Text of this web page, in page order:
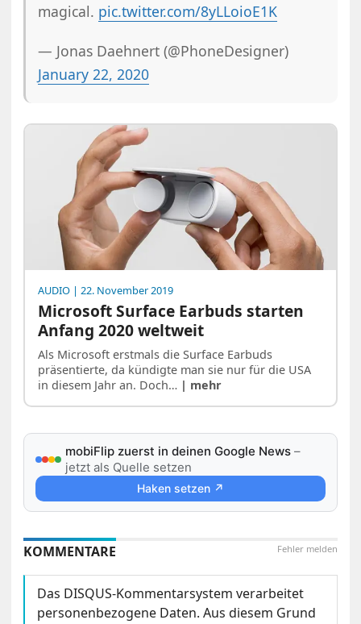
magical. pic.twitter.com/8yLLoioE1K
— Jonas Daehnert (@PhoneDesigner)
January 22, 2020
AUDIO | 22. November 2019
Microsoft Surface Earbuds starten
Anfang 2020 weltweit
Als Microsoft erstmals die Surface Earbuds
präsentierte, da kündigte man sie nur für die USA
in diesem Jahr an. Doch… | mehr
mobiFlip zuerst in deinen Google News –
jetzt als Quelle setzen
Haken setzen ↗
Fehler melden
KOMMENTARE
Das DISQUS-Kommentarsystem verarbeitet
personenbezogene Daten. Aus diesem Grund